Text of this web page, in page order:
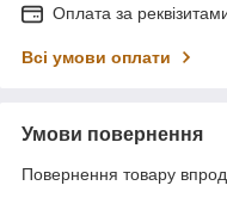
Оплата за
Всі умови оплати
Умови повернення
Повернення товару